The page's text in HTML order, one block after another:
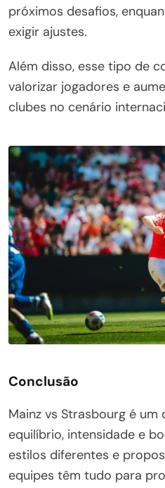
próximos desafios,
exigir ajustes.
Além disso, esse tipo de
valorizar jogadores e
clubes no cenário
Conclusão
Mainz vs Strasbourg é
equilíbrio, intensidade e
estilos diferentes e
equipes têm tudo para